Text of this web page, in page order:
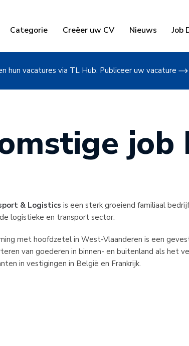
Categorie Creëer uw CV Nieuws Job
hun vacatures via TL Hub. Publiceer uw vacature
job
& Logisticsis een sterk groeiend familiaal
logistieke en transport sector.
met hoofdzetel in West-Vlaanderen is een
van goederen in binnen- en buitenland als het
in vestigingen in België en Frankrijk.